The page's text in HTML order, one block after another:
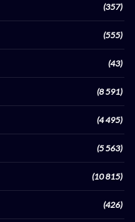
(357)
(555)
(43)
(8 591)
(4 495)
(5 563)
(10 815)
(426)